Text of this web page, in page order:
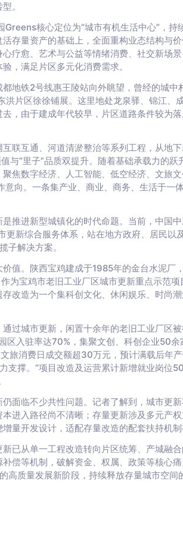
。
核心定位为“城市有机生活中心”，持
存量资产的基础上，全面重构业态结构与
疗愈、艺术与公益等情绪消费、社交新场景
，满足片区多元化消费需求。
地铁2号线惠王陵站向外眺望，曾经的城中
片区徐徐铺展。这里地处龙泉驿、锦江、
，由于建成年代较早，片区道路条件较为
联互通、河道清淤整治等系列工程，从地
与“里子”品质双提升。随着基础承载力的跃
焦数字经济、人工智能、低空经济、文旅
向。一条集产业、商业、商务、生活于一
推进新型城镇化的时代命题。当前，中国
新综合服务体系，站在地方政府、居民以
子解决方案。
值。陕西宝鸡建成于1985年的金台水泥厂
为宝鸡市老旧工业厂区城市更新重点示范项
改造为一个集科创文化、休闲娱乐、时尚
过城市更新，闲置十余年的老旧工业厂区
入驻率达70%，集聚文创、科创企业50余
旅消费日成交额超30万元，预计满载后年
支撑。“项目改造及运营累计新增就业岗位
面临不少共性问题。记者了解到，城市更
进入路径尚不清晰；存量更新涉及多元产
量开发设计，适配存量改造的配套扶持机制
已从单一工程改造转向片区统筹、产城融
偿等机制，破解资金、权属、政策等核心
高质量发展新阶段，持续释放存量城市空间